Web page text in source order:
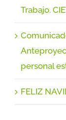
Trabajo.
personal
FELIZ